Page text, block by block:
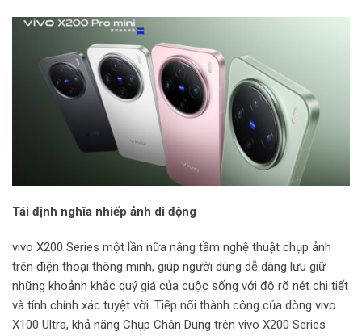
i
Tái định nghĩa nhiếp ảnh di động
vivo X200 Series một lần nữa nâng tầm nghệ thuật chụp ảnh
trên điện thoại thông minh, giúp người dùng dễ dàng lưu giữ
những khoảnh khắc quý giá của cuộc sống với độ rõ nét chi tiết
và tính chính xác tuyệt vời. Tiếp nối thành công của dòng vivo
X100 Ultra, khả năng Chụp Chân Dung trên vivo X200 Series